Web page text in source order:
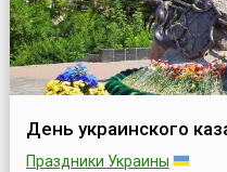
День украинского
Праздники Украины